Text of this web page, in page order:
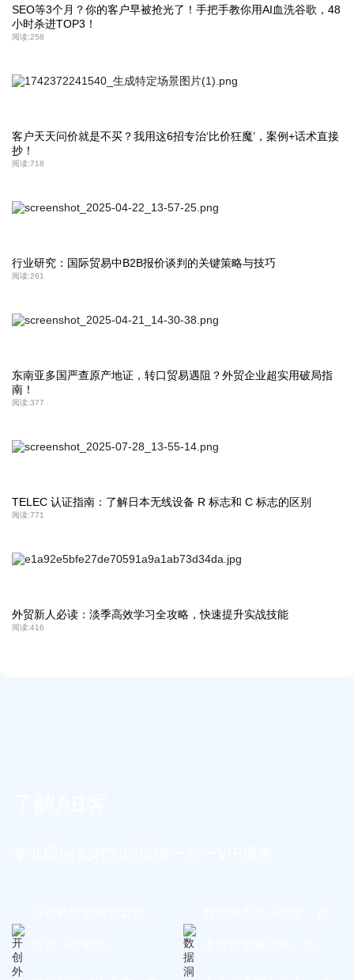
SEO等3个月？你的客户早被抢光了！手把手教你用AI血洗谷歌，48
小时杀进TOP3！
阅读:258
客户天天问价就是不买？我用这6招专治‘比价狂魔’，案例+话术直接
抄！
阅读:718
行业研究：国际贸易中B2B报价谈判的关键策略与技巧
阅读:261
东南亚多国严查原产地证，转口贸易遇阻？外贸企业超实用破局指
南！
阅读:377
TELEC 认证指南：了解日本无线设备 R 标志和 C 标志的区别
阅读:771
外贸新人必读：淡季高效学习全攻略，快速提升实战技能
阅读:416